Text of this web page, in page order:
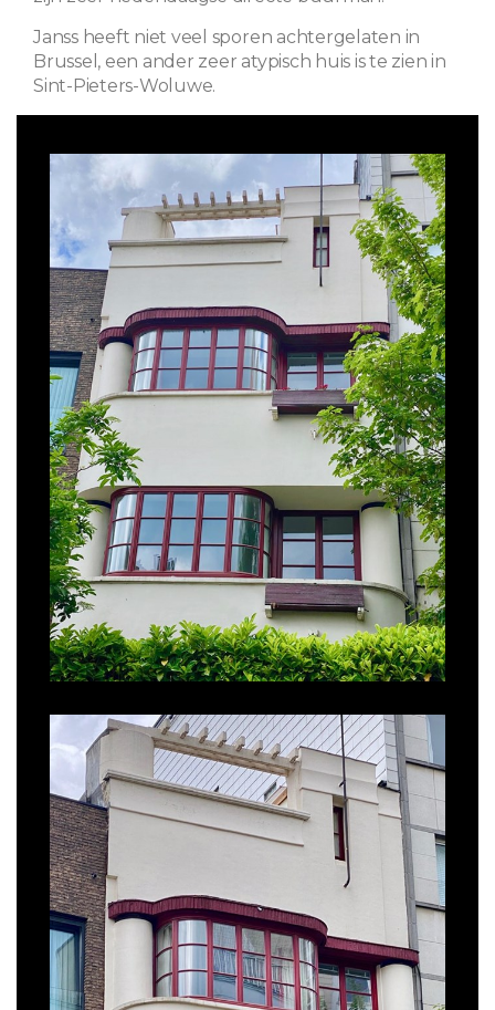
Janss heeft niet veel sporen achtergelaten in
Brussel, een ander zeer atypisch huis is te zien in
Sint-Pieters-Woluwe.